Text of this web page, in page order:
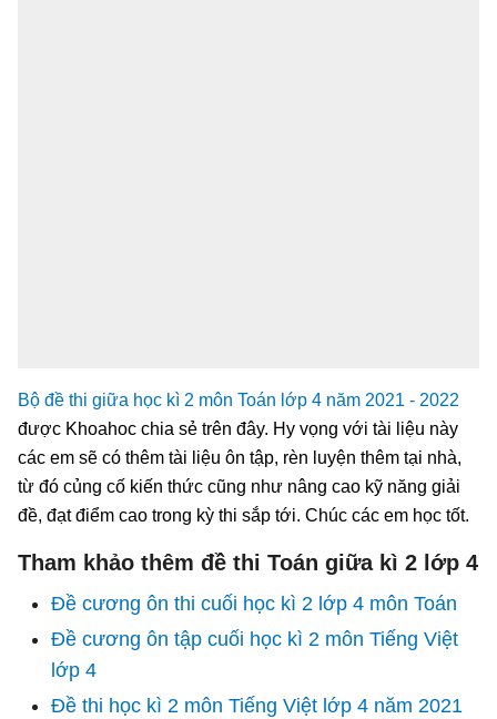
Bộ đề thi giữa học kì 2 môn Toán lớp 4 năm 2021 - 2022
được Khoahoc chia sẻ trên đây. Hy vọng với tài liệu này
các em sẽ có thêm tài liệu ôn tập, rèn luyện thêm tại nhà,
từ đó củng cố kiến thức cũng như nâng cao kỹ năng giải
đề, đạt điểm cao trong kỳ thi sắp tới. Chúc các em học tốt.
Tham khảo thêm đề thi Toán giữa kì 2 lớp 4
Đề cương ôn thi cuối học kì 2 lớp 4 môn Toán
Đề cương ôn tập cuối học kì 2 môn Tiếng Việt
lớp 4
Đề thi học kì 2 môn Tiếng Việt lớp 4 năm 2021